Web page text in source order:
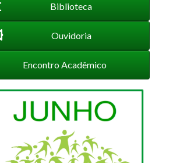
Biblioteca
Ouvidoria
Encontro Acadêmico